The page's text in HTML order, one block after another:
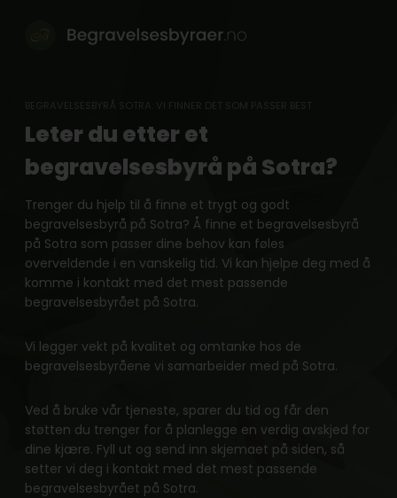
BEGRAVELSESBYRÅ SOTRA: VI FINNER DET SOM PASSER BEST
Leter du etter et
begravelsesbyrå på Sotra?
Trenger du hjelp til å finne et trygt og godt
begravelsesbyrå på Sotra? Å finne et begravelsesbyrå
på Sotra som passer dine behov kan føles
overveldende i en vanskelig tid. Vi kan hjelpe deg med å
komme i kontakt med det mest passende
begravelsesbyrået på Sotra.
Vi legger vekt på kvalitet og omtanke hos de
begravelsesbyråene vi samarbeider med på Sotra.
Ved å bruke vår tjeneste, sparer du tid og får den
støtten du trenger for å planlegge en verdig avskjed for
dine kjære. Fyll ut og send inn skjemaet på siden, så
setter vi deg i kontakt med det mest passende
begravelsesbyrået på Sotra.